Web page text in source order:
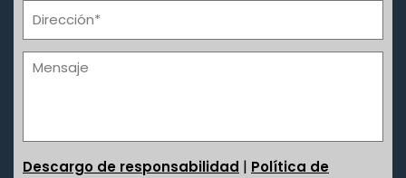
Descargo de responsabilidad | Política de